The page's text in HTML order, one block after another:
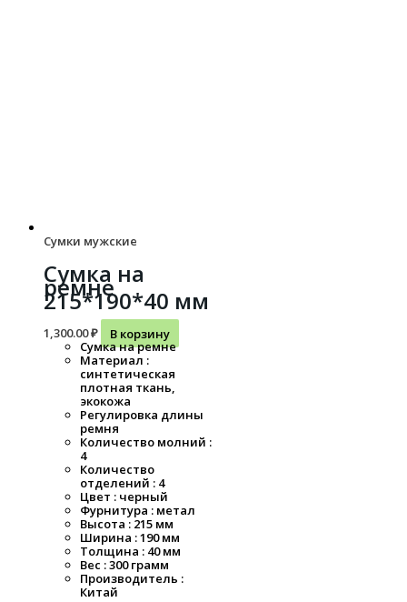
Сумки мужские
Сумка на
ремне
215*190*40 мм
1,300.00₽
В корзину
Сумка на ремне
Материал :
синтетическая
плотная ткань,
экокожа
Регулировка длины
ремня
Количество молний :
4
Количество
отделений : 4
Цвет : черный
Фурнитура : метал
Высота : 215 мм
Ширина : 190 мм
Толщина : 40 мм
Вес : 300 грамм
Производитель :
Китай